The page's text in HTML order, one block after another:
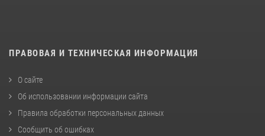
ПРАВОВАЯ И ТЕХНИЧЕСКАЯ ИНФОРМАЦИЯ
О сайте
Об использовании информации сайта
Правила обработки персональных данных
Сообщить об ошибках